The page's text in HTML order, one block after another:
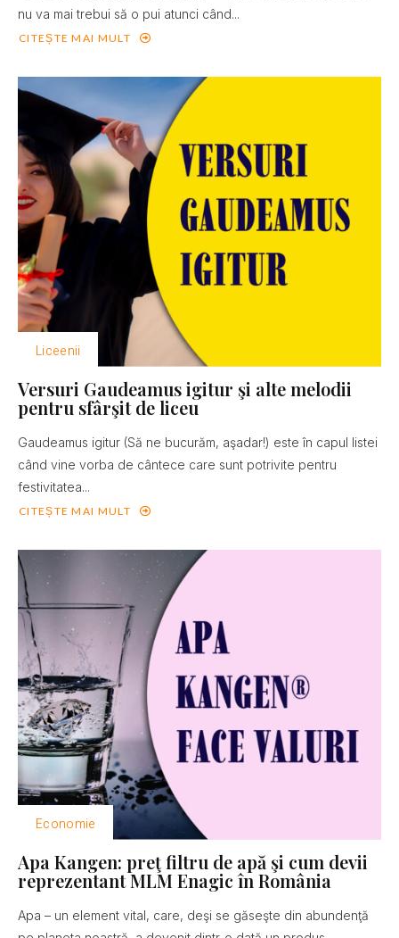
nu va mai trebui să o pui atunci când...
CITEȘTE MAI MULT
Liceenii
Versuri Gaudeamus igitur şi alte melodii
pentru sfârşit de liceu
Gaudeamus igitur (Să ne bucurăm, aşadar!) este în capul listei
când vine vorba de cântece care sunt potrivite pentru
festivitatea...
CITEȘTE MAI MULT
Economie
Apa Kangen: preţ filtru de apă şi cum devii
reprezentant MLM Enagic în România
Apa – un element vital, care, deşi se găseşte din abundenţă